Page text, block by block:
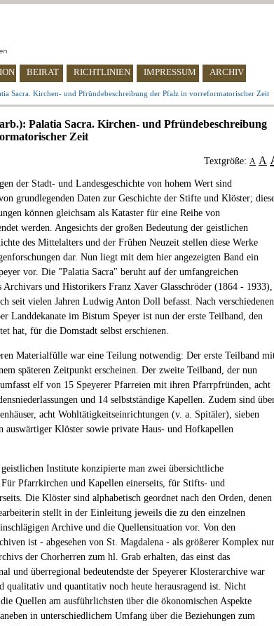
BEIRAT RICHTLINIEN IMPRESSUM ARCHIV
Sacra. Kirchen- und Pfründebeschreibung der Pfalz in vorreformatorischer Zeit
Palatia Sacra. Kirchen- und Pfründebeschreibung
Zeit
Textgröße: A A
der Stadt- und Landesgeschichte von hohem Wert sind
grundlegenden Daten zur Geschichte der Stifte und Klöster;
können gleichsam als Kataster für eine Reihe von
werden. Angesichts der großen Bedeutung der geistlichen
des Mittelalters und der Frühen Neuzeit stellen diese Werke
dar. Nun liegt mit dem hier angezeigten Band ein
vor. Die "Palatia Sacra" beruht auf der umfangreichen
Archivars und Historikers Franz Xaver Glasschröder (1864 - 1933),
seit vielen Jahren Ludwig Anton Doll befasst. Nach verschiedenen
Landdekanate im Bistum Speyer ist nun der erste Teilband, den
hat, für die Domstadt selbst erschienen.
Materialfülle war eine Teilung notwendig: Der erste Teilband
späteren Zeitpunkt erscheinen. Der zweite Teilband, der nun
elf von 15 Speyerer Pfarreien mit ihren Pfarrpfründen, acht
und 14 selbstständige Kapellen. Zudem sind
acht Wohltätigkeitseinrichtungen (v. a. Spitäler), sieben
auswärtiger Klöster sowie private Haus- und Hofkapellen
Institute konzipierte man zwei übersichtliche
Für Pfarrkirchen und Kapellen einerseits, für Stifts- und
Die Klöster sind alphabetisch geordnet nach den Orden, denen
stellt in der Einleitung jeweils die zu den einzelnen
Archive und die Quellensituation vor. Von den
ist - abgesehen von St. Magdalena - als größerer Komplex nur
der Chorherren zum hl. Grab erhalten, das einst das
und überregional bedeutendste der Speyerer Klosterarchive war
qualitativ und quantitativ noch heute herausragend ist. Nicht
Quellen am ausführlichsten über die ökonomischen Aspekte
in unterschiedlichem Umfang über die Beziehungen zum